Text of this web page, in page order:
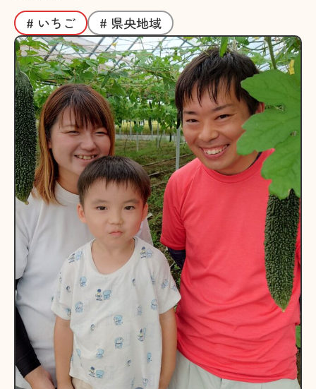
# いちご
# 県央地域